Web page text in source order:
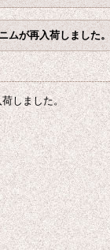
ムが再入荷しました。
しました。